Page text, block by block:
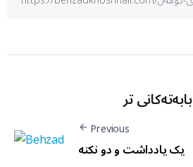
بابەتەکانی تر
Previous
يک يادداشت و دو نکته